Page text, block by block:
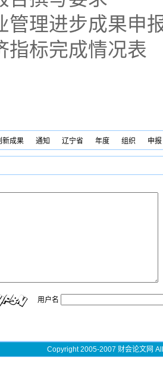
管理进步成果申
指标完成情况表
新成果 通知 辽宁省 年度 组织 申报
用户名
Copyright 2005-2007 财会论文网